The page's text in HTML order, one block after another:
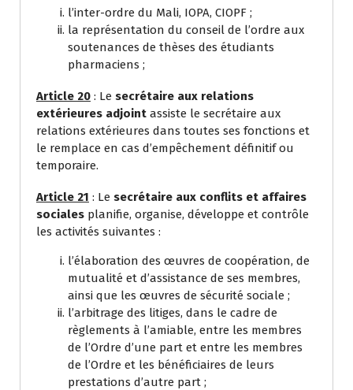
l’inter-ordre du Mali, IOPA, CIOPF ;
la représentation du conseil de l’ordre aux
soutenances de thèses des étudiants
pharmaciens ;
Article 20 : Le secrétaire aux relations
extérieures adjoint assiste le secrétaire aux
relations extérieures dans toutes ses fonctions et
le remplace en cas d’empêchement définitif ou
temporaire.
Article 21 : Le secrétaire aux conflits et affaires
sociales planifie, organise, développe et contrôle
les activités suivantes :
l’élaboration des œuvres de coopération, de
mutualité et d’assistance de ses membres,
ainsi que les œuvres de sécurité sociale ;
l’arbitrage des litiges, dans le cadre de
règlements à l’amiable, entre les membres
de l’Ordre d’une part et entre les membres
de l’Ordre et les bénéficiaires de leurs
prestations d’autre part ;